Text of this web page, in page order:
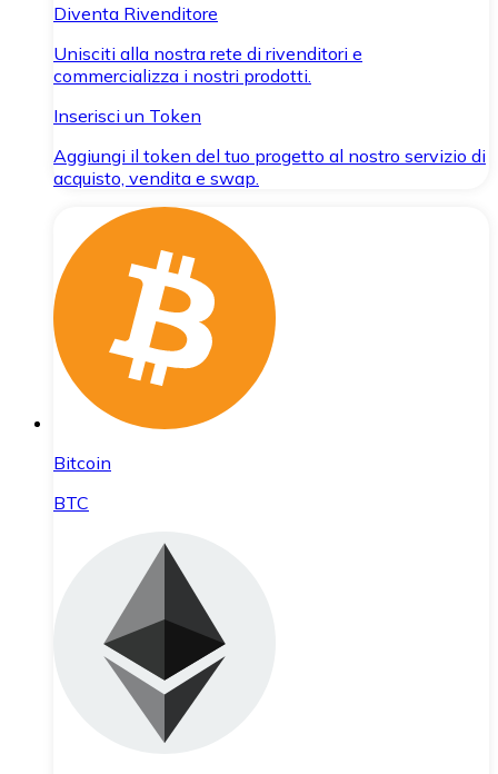
Diventa Rivenditore
Unisciti alla nostra rete di rivenditori e
commercializza i nostri prodotti.
Inserisci un Token
Aggiungi il token del tuo progetto al nostro servizio di
acquisto, vendita e swap.
Bitcoin
BTC